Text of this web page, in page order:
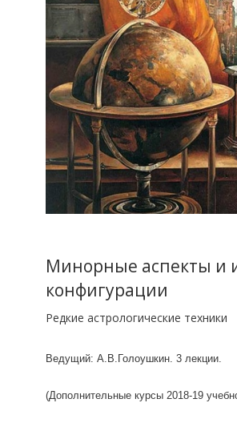
Минорные аспекты и
конфигурации
Редкие астрологические техники
Ведущий: А.В.Голоушкин. 3 лекции.
(Дополнительные курсы 2018-19